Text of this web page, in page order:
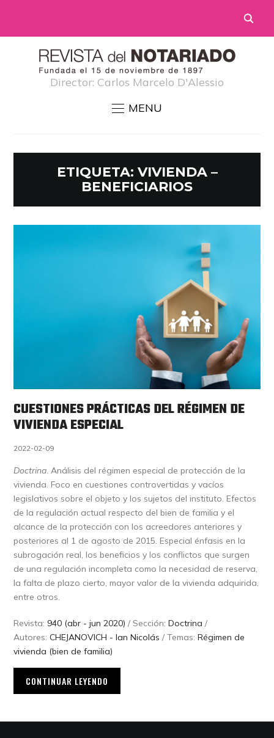
Director: Carlos Marcelo D'Alessio
MENU
ETIQUETA: VIVIENDA –
BENEFICIARIOS
CUESTIONES PRÁCTICAS DEL RÉGIMEN DE
VIVIENDA ESPECIAL
2022-02-09
Doctrina. Análisis del régimen especial de protección de la
vivienda. Foco en cuestiones controvertidas y vacíos
legislativos sobre el objeto y los sujetos del instituto. Efectos
de la regulación actual respecto del bien de familia y el
alcance de la protección con los acreedores anteriores y
posteriores al 1 de agosto de 2015. Especial énfasis en la
subrogación real, los beneficios y los conflictos que surgen
de una regulación incompleta como la necesidad de reserva,
la falta de plazo cierto, mayor valor de la vivienda adquirida,
entre otros.
Revista: 940 (abr - jun 2020) / Sección:Doctrina /
Autores:CHEJANOVICH - Ian Nicolás / Temas:Régimen de
vivienda (bien de familia)
CONTINUAR LEYENDO